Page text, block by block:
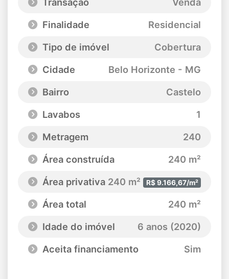
Finalidade
Residencial
Tipo de imóvel
Cobertura
Cidade
Belo Horizonte - MG
Bairro
Castelo
Lavabos
1
Metragem
240
Área construída
240 m²
Área privativa 240 m² R$ 9.166,67/m²
Área total
240 m²
Idade do imóvel
6 anos (2020)
Aceita financiamento
Sim